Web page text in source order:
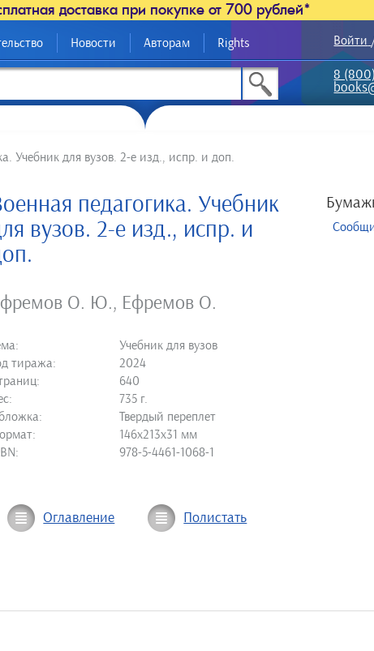
доставка при покупке от 700 рублей*
Новости Авторам Rights Войти
8
Учебник для вузов. 2-е изд., испр. и доп.
педагогика. Учебник
вузов. 2-е изд., испр. и
О. Ю., Ефремов О.
Учебник для вузов
тиража:
2024
640
735 г.
Твердый переплет
146х213х31 мм
978-5-4461-1068-1
Оглавление Полистать